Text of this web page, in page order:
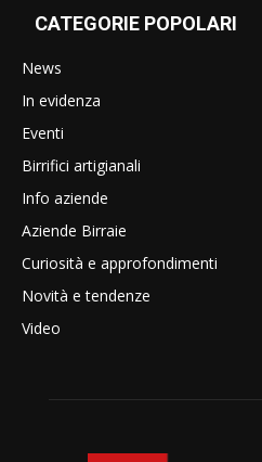
CATEGORIE POPOLARI
News
In evidenza
Eventi
Birrifici artigianali
Info aziende
Aziende Birraie
Curiosità e approfondimenti
Novità e tendenze
Video